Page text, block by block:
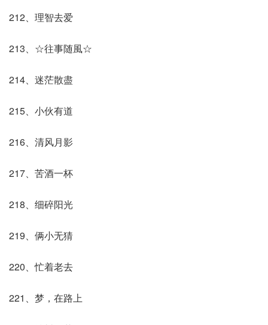
212、理智去爱
213、☆往事随風☆
214、迷茫散盡
215、小伙有道
216、清风月影
217、苦酒一杯
218、细碎阳光
219、俩小无猜
220、忙着老去
221、梦，在路上